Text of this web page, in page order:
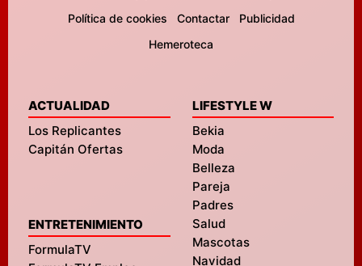
Política de cookies
Contactar
Publicidad
Hemeroteca
ACTUALIDAD
Los Replicantes
Capitán Ofertas
ENTRETENIMIENTO
FormulaTV
LIFESTYLE W
Bekia
Moda
Belleza
Pareja
Padres
Salud
Mascotas
Navidad